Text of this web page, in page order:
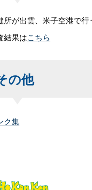
所が出雲、米子空港で
結果はこちら
の他
ク集